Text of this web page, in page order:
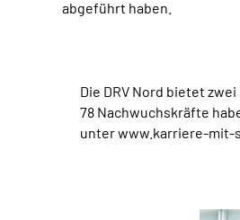
abgeführt haben.
Die DRV Nord bietet
78 Nachwuchskräfte
unter www.karriere-mit-